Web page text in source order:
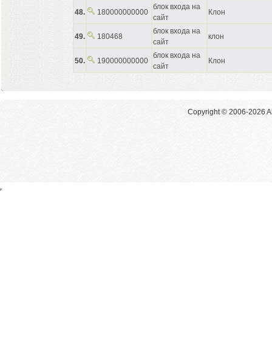
48. 180000000000
блок входа на
сайт
Клон
49. 180468
блок входа на
сайт
клон
50. 190000000000
блок входа на
сайт
Клон
Copyright © 2006-2026